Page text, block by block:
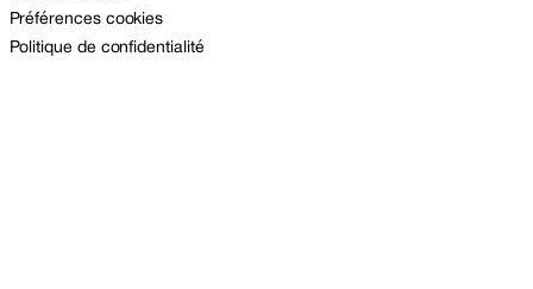
Préférences cookies
Politique de confidentialité